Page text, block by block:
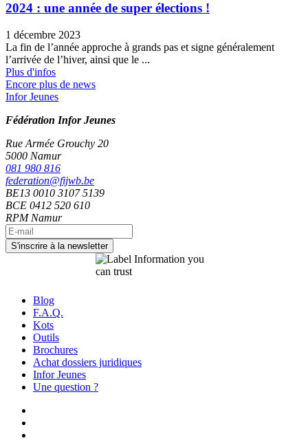
2024 : une année de super élections !
1 décembre 2023
La fin de l’année approche à grands pas et signe généralement
l’arrivée de l’hiver, ainsi que le ...
Plus d'infos
Encore plus de news
Infor Jeunes
Fédération Infor Jeunes
Rue Armée Grouchy 20
5000 Namur
081 980 816
federation@fijwb.be
BE13 0010 3107 5139
BCE 0412 520 610
RPM Namur
Blog
F.A.Q.
Kots
Outils
Brochures
Achat dossiers juridiques
Infor Jeunes
Une question ?